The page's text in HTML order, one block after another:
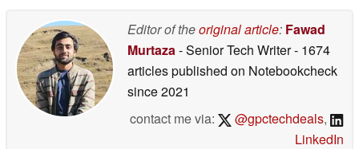
Editor of theoriginal article: Fawad
Murtaza- Senior Tech Writer- 1674
articles published on Notebookcheck
since 2021
contact me via:
@gpctechdeals,
LinkedIn